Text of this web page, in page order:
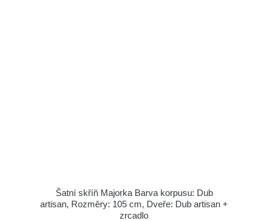
Šatní skříň Majorka Barva korpusu: Dub
artisan, Rozměry: 105 cm, Dveře: Dub artisan +
zrcadlo